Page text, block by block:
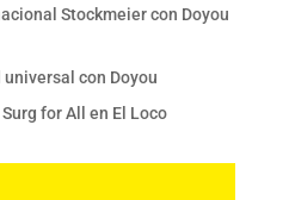
Stockmeier con Doyou
con Doyou
for All en El Loco